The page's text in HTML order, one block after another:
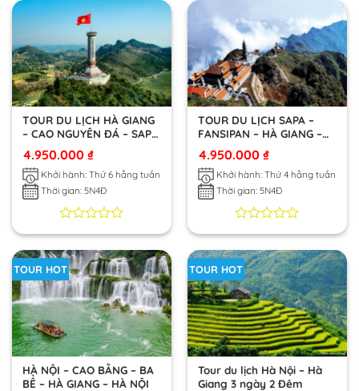
5
dựa
đánh
giá
dựa
trên
đánh
giá
TOUR DU LỊCH HÀ GIANG
– CAO NGUYÊN ĐÁ – SAPA
– FANSIPAN
4.950.000₫
Khởi hành: Thứ 6 hằng tuần
Thời gian: 5N4Đ
0
5
dựa
trên
0
đánh
TOUR DU LỊCH SAPA –
FANSIPAN – HÀ GIANG –
CAO NGUYÊN ĐÁ
4.950.000₫
Khởi hành: Thứ 4 hằng tuần
Thời gian: 5N4Đ
0
5
dựa
trên
0
đánh
giá
TOUR HOT
HÀ NỘI – CAO BẰNG – BA
BỂ – HÀ GIANG – HÀ NỘI
TOUR HOT
Tour du lịch Hà Nội – Hà
Giang 3 ngày 2 Đêm